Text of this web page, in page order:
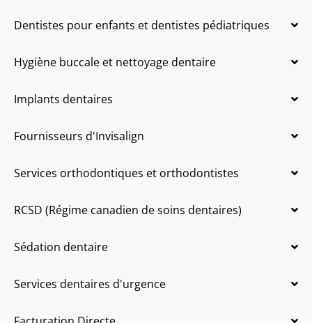
Dentistes pour enfants et dentistes pédiatriques
Hygiène buccale et nettoyage dentaire
Implants dentaires
Fournisseurs d'Invisalign
Services orthodontiques et orthodontistes
RCSD (Régime canadien de soins dentaires)
Sédation dentaire
Services dentaires d'urgence